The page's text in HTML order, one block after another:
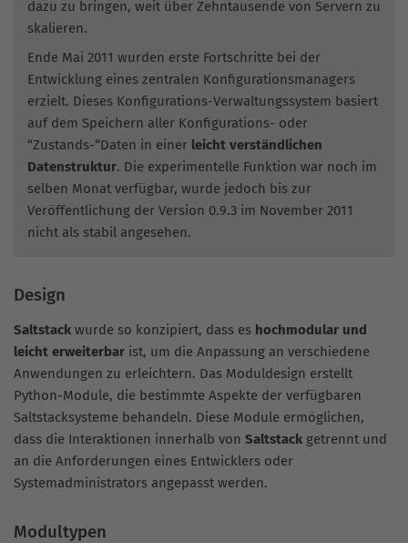
dazu zu bringen, weit über Zehntausende von Servern zu
skalieren.
Ende Mai 2011 wurden erste Fortschritte bei der
Entwicklung eines zentralen Konfigurationsmanagers
erzielt. Dieses Konfigurations-Verwaltungssystem basiert
auf dem Speichern aller Konfigurations- oder
“Zustands-“Daten in einer leicht verständlichen
Datenstruktur. Die experimentelle Funktion war noch im
selben Monat verfügbar, wurde jedoch bis zur
Veröffentlichung der Version 0.9.3 im November 2011
nicht als stabil angesehen.
Design
Saltstack wurde so konzipiert, dass es hochmodular und
leicht erweiterbar ist, um die Anpassung an verschiedene
Anwendungen zu erleichtern. Das Moduldesign erstellt
Python-Module, die bestimmte Aspekte der verfügbaren
Saltstacksysteme behandeln. Diese Module ermöglichen,
dass die Interaktionen innerhalb von Saltstack getrennt und
an die Anforderungen eines Entwicklers oder
Systemadministrators angepasst werden.
Modultypen